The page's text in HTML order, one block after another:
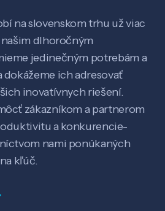
how
O nás
Kontakt
na slovenskom trhu už viac
našim dlhoročným
jedinečným potrebám a
dokážeme ich adresovať
inovatívnych riešení.
zákazníkom a partnerom
a konkurencie-
nami ponúkaných
kľúč.